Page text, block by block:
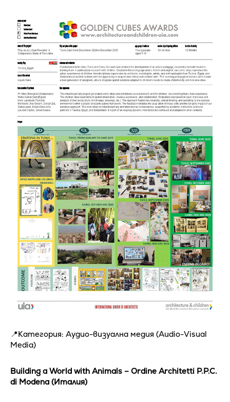
📍Категория: Аудио-визуална медия (Audio-Visual
Media)
Building a World with Animals – Ordine Architetti P.P.C.
di Modena (Италия)